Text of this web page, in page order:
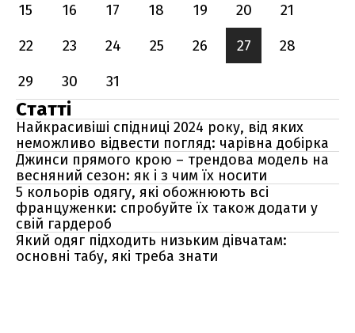
15
16 17 18 19 20
21
22
23 24 25 26 27
28
29
30 31
Статті
Найкрасивіші спідниці 2024 року, від яких
неможливо відвести погляд: чарівна добірка
Джинси прямого крою – трендова модель на
весняний сезон: як і з чим їх носити
5 кольорів одягу, які обожнюють всі
француженки: спробуйте їх також додати у
свій гардероб
Який одяг підходить низьким дівчатам:
основні табу, які треба знати